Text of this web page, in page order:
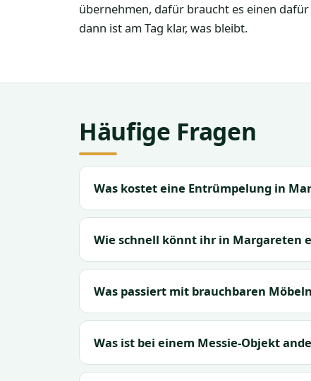
übernehmen, dafür braucht es einen
dann ist am Tag klar, was bleibt.
Häufige Fragen
Was kostet eine Entrümpelung in
Wie schnell könnt ihr in Margareten
Was passiert mit brauchbaren
Was ist bei einem Messie-Objekt